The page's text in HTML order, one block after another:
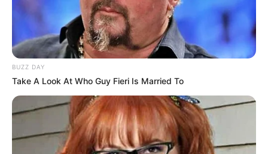
Skulpturen und Vasen sowie fernöstliche Keramik zu
sehen.
Bad Kreuznach
malerischen, historischen Stadt sind die
Brückenhäuser auf der Nahebrücke. Aber
auch das Salinental mit seinen kilometerlangen
Gradierwerken ist ein beliebtes Ausflugsziel.
BUZZ DAY
Take A Look At Who Guy Fieri Is Married To